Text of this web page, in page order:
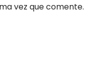
vez que comente.